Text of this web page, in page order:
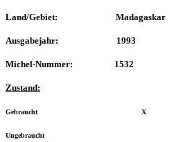
Land/Gebiet: Madagaskar
Ausgabejahr: 1993
Michel-Nummer: 1532
Zustand:
Gebraucht X
Ungebraucht